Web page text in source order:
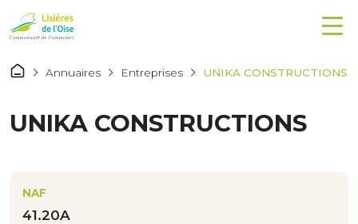
Annuaires Entreprises UNIKA CONSTRUCTIONS
UNIKA CONSTRUCTIONS
NAF
41.20A